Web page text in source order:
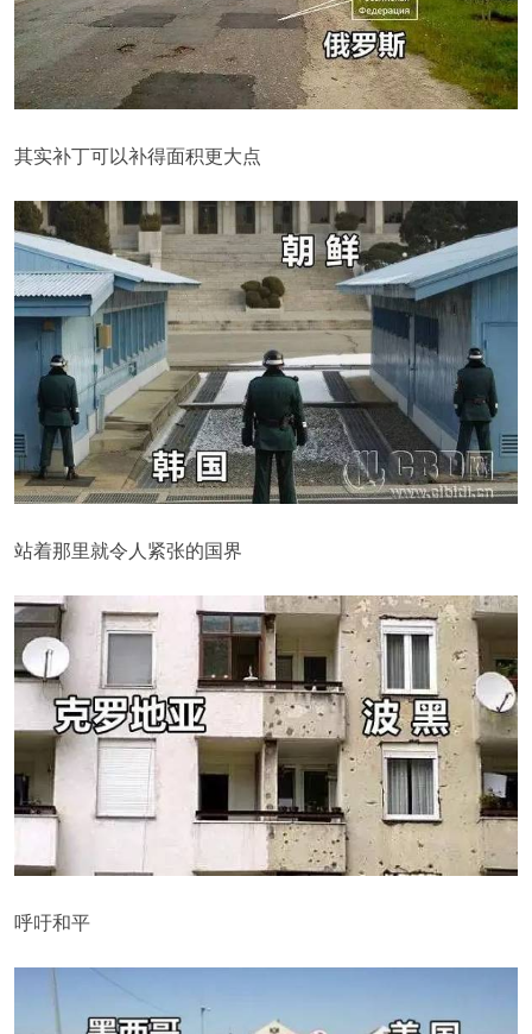
其实补丁可以补得面积更大点
站着那里就令人紧张的国界
呼吁和平